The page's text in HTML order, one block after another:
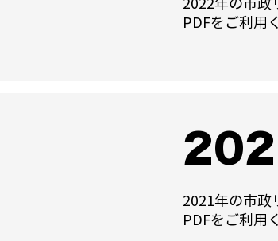
2022年の市政
PDFをご利用
2021年の市政
PDFをご利用